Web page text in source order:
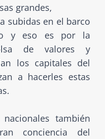
grandes,
subidas en el barco
y eso es por la
de valores y
los capitales del
a hacerles estas
también
conciencia del